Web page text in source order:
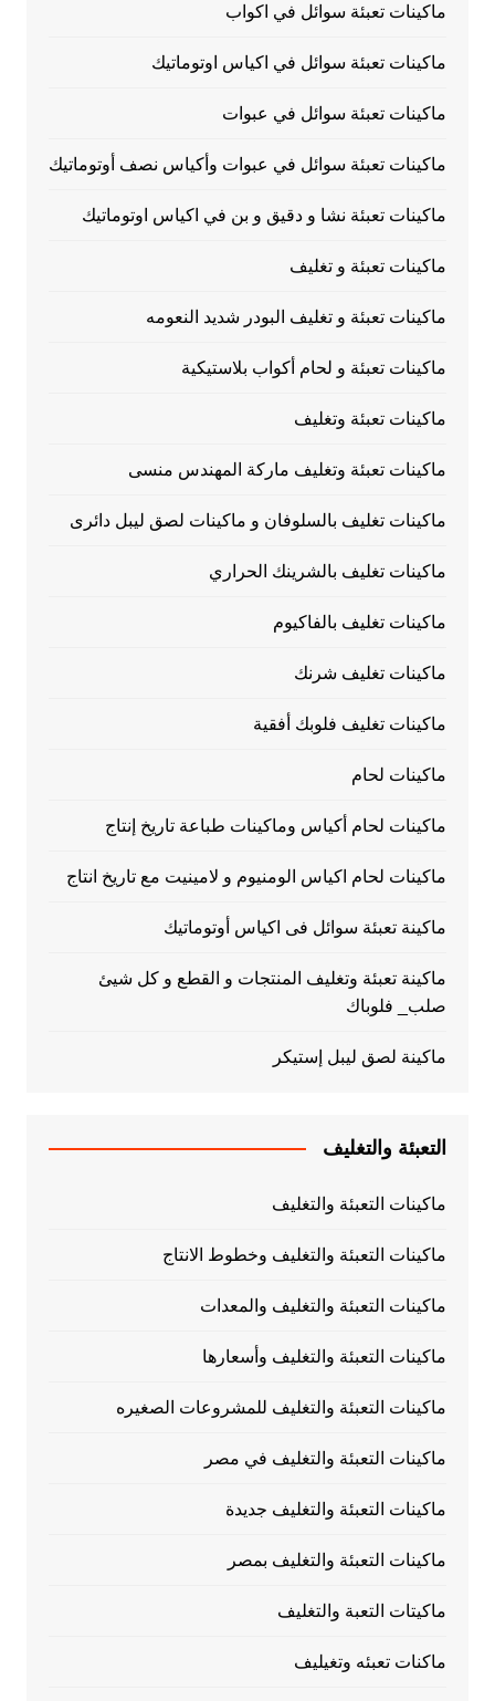
ماكينات تعبئة سوائل في اكواب
ماكينات تعبئة سوائل في اكياس اوتوماتيك
ماكينات تعبئة سوائل في عبوات
ماكينات تعبئة سوائل في عبوات وأكياس نصف أوتوماتيك
ماكينات تعبئة نشا و دقيق و بن في اكياس اوتوماتيك
ماكينات تعبئة و تغليف
ماكينات تعبئة و تغليف البودر شديد النعومه
ماكينات تعبئة و لحام أكواب بلاستيكية
ماكينات تعبئة وتغليف
ماكينات تعبئة وتغليف ماركة المهندس منسى
ماكينات تغليف بالسلوفان و ماكينات لصق ليبل دائرى
ماكينات تغليف بالشرينك الحراري
ماكينات تغليف بالفاكيوم
ماكينات تغليف شرنك
ماكينات تغليف فلوبك أفقية
ماكينات لحام
ماكينات لحام أكياس وماكينات طباعة تاريخ إنتاج
ماكينات لحام اكياس الومنيوم و لامينيت مع تاريخ انتاج
ماكينة تعبئة سوائل فى اكياس أوتوماتيك
ماكينة تعبئة وتغليف المنتجات و القطع و كل شيئ
صلب_ فلوباك
ماكينة لصق ليبل إستيكر
التعبئة والتغليف
ماكينات التعبئة والتغليف
ماكينات التعبئة والتغليف وخطوط الانتاج
ماكينات التعبئة والتغليف والمعدات
ماكينات التعبئة والتغليف وأسعارها
ماكينات التعبئة والتغليف للمشروعات الصغيره
ماكينات التعبئة والتغليف في مصر
ماكينات التعبئة والتغليف جديدة
ماكينات التعبئة والتغليف بمصر
ماكيتات التعبة والتغليف
ماكنات تعبئه وتغيليف